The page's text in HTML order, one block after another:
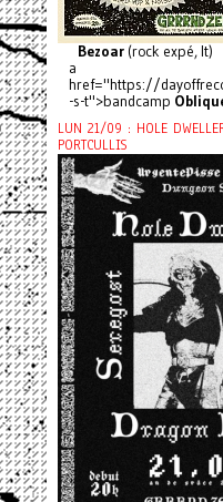
Bezoar(rock expé, It)
a
href="https://
-s-t">bandcamp
LUN 21/09 : HOLE
PORTCULLIS